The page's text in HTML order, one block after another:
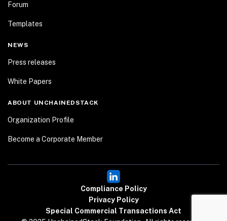
Forum
Templates
NEWS
Press releases
White Papers
ABOUT UNCHAINEDSTACK
Organization Profile
Become a Corporate Member
Compliance Policy
Privacy Policy
Special Commercial Transactions Act